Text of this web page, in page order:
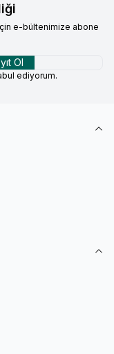
e-bültenimize abone
Ol
ediyorum.